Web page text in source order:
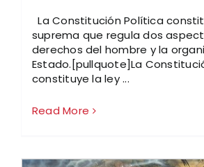
La Constitución Política
suprema que regula dos
derechos del hombre y la
Estado.[pullquote]La
constituye la ley ...
Read More